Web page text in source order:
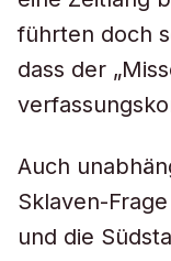
führten doch
dass der
Auch
Sklaven-
und die